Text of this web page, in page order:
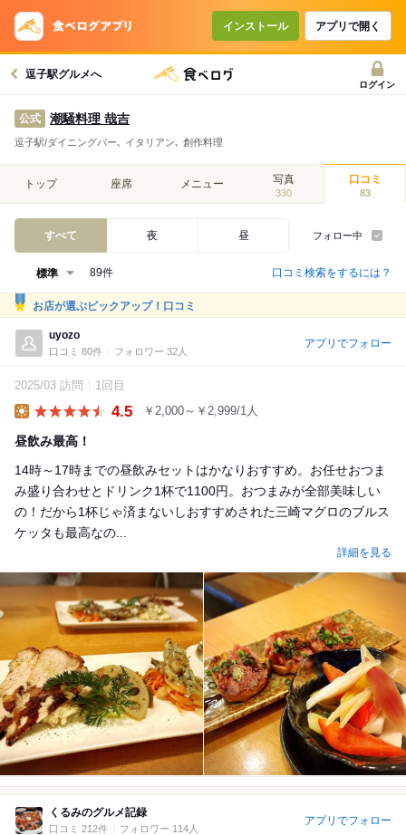
インストール アプリで開く
逗子駅グルメへ
ログイン
公式 潮騒料理 哉吉
逗子駅/ダイニングバー､ イタリアン､ 創作料理
トップ 座席 メニュー 写真
330
口コミ
83
すべて 夜 昼 フォロー中
89件 口コミ検索をするには？
お店が選ぶピックアップ！口コミ
uyozo
口コミ 80件 フォロワー 32人
アプリでフォロー
2025/03 訪問 1回目
4.5 ￥2,000～￥2,999/1人
昼飲み最高！
14時～17時までの昼飲みセットはかなりおすすめ。お任せおつま
み盛り合わせとドリンク1杯で1100円。おつまみが全部美味しい
の！だから1杯じゃ済まないしおすすめされた三崎マグロのブルス
ケッタも最高なの...
詳細を見る
くるみのグルメ記録
口コミ 212件 フォロワー 114人
アプリでフォロー